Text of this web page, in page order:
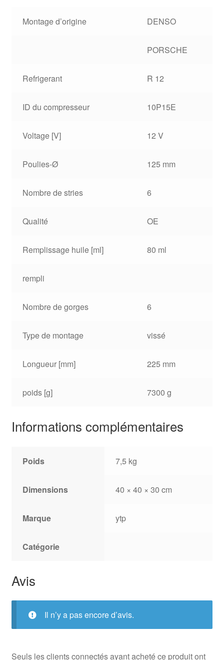
Montage d’origine DENSO
PORSCHE
Refrigerant R 12
ID du compresseur 10P15E
Voltage [V] 12 V
Poulies-Ø 125 mm
Nombre de stries 6
Qualité OE
Remplissage huile [ml] 80 ml
rempli
Nombre de gorges 6
Type de montage vissé
Longueur [mm] 225 mm
poids [g] 7300 g
Informations complémentaires
Poids 7,5 kg
Dimensions 40 × 40 × 30 cm
Marque ytp
Catégorie
Avis
Il n’y a pas encore d’avis.
Seuls les clients connectés ayant acheté ce produit ont